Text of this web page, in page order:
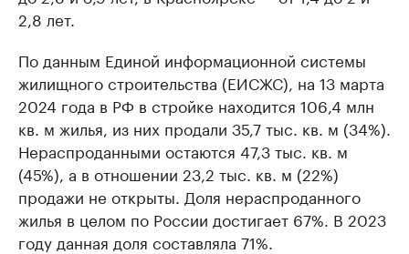
2,8 лет.
По данным Единой информационной системы
жилищного строительства (ЕИСЖС), на 13 марта
2024 года в РФ в стройке находится 106,4 млн
кв. м жилья, из них продали 35,7 тыс. кв. м (34%).
Нераспроданными остаются 47,3 тыс. кв. м
(45%), а в отношении 23,2 тыс. кв. м (22%)
продажи не открыты. Доля нераспроданного
жилья в целом по России достигает 67%. В 2023
году данная доля составляла 71%.